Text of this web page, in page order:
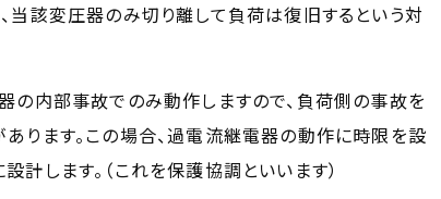
当該変圧器のみ切り離して負荷は復旧するという対
の内部事故でのみ動作しますので、負荷側の事故を
ります。この場合、過電流継電器の動作に時限を設
します。（これを保護協調といいます）